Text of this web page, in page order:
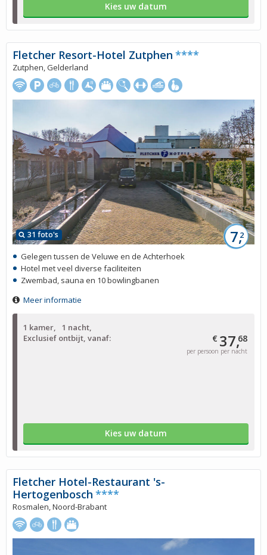
Kies uw datum
1 kamer
1 nacht
Exclusief ontbijt, vanaf:
€ 37,68
per persoon per nacht
Kies uw datum
31 foto's 7,2
Fletcher Resort-Hotel Zutphen ****
Zutphen, Gelderland
Gelegen tussen de Veluwe en de Achterhoek
Hotel met veel diverse faciliteiten
Zwembad, sauna en 10 bowlingbanen
Meer informatie
Fletcher Hotel-Restaurant 's-
Hertogenbosch ****
Rosmalen, Noord-Brabant